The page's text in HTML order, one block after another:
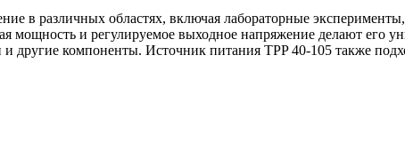
в различных областях, включая лабораторные
мощность и регулируемое выходное напряжение делают
другие компоненты. Источник питания TPP 40-105 также